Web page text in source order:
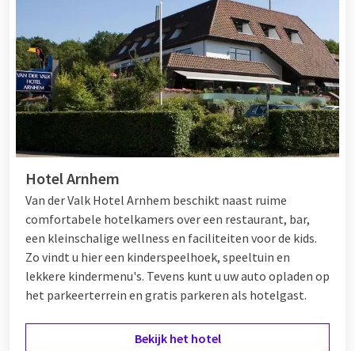
Hotel Arnhem
Van der Valk Hotel Arnhem beschikt naast ruime
comfortabele hotelkamers over een restaurant, bar,
een kleinschalige wellness en faciliteiten voor de kids.
Zo vindt u hier een kinderspeelhoek, speeltuin en
lekkere kindermenu's. Tevens kunt u uw auto opladen op
het parkeerterrein en gratis parkeren als hotelgast.
Bekijk het hotel